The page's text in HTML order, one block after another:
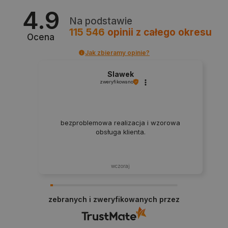
4.9
Ocena
Na podstawie
115 546 opinii z całego okresu
Jak zbieramy opinie?
Slawek
zweryfikowano
bezproblemowa realizacja i wzorowa
obsługa klienta.
wczoraj
zebranych i zweryfikowanych przez